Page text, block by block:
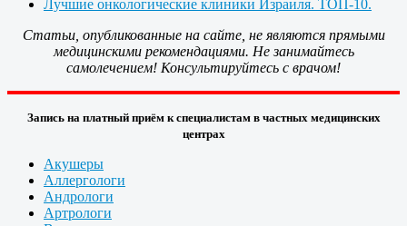
Лучшие онкологические клиники Израиля. ТОП-10.
Статьи, опубликованные на сайте, не являются прямыми
медицинскими рекомендациями. Не занимайтесь
самолечением! Консультируйтесь с врачом!
Запись на платный приём к специалистам в частных медицинских
центрах
Акушеры
Аллергологи
Андрологи
Артрологи